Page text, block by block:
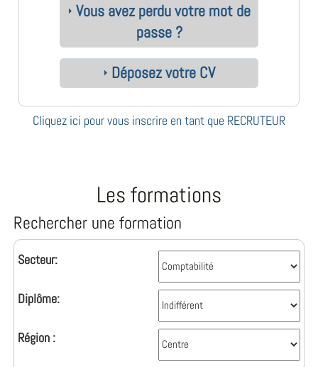
Vous avez perdu votre mot de
passe ?
Déposez votre CV
Cliquez ici pour vous inscrire en tant que RECRUTEUR
Les formations
Rechercher une formation
Secteur:
Diplôme:
Région :